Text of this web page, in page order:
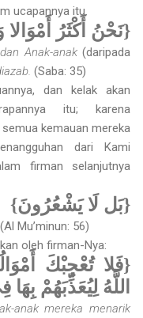
ucapannya itu.
{نَحْنُ أَكْثَرُ
Anak-anak (daripada
(Saba: 35)
dan kelak akan
itu; karena
kemauan mereka
dari Kami
firman selanjutnya
{بَل لَا يَشْعُرُونَ}
(Al Mu’minun: 56)
oleh firman-Nya:
{فَلا تُعْجِبْكَ
اللَّهُ لِيُعَذِّبَهُمْ بِهَا
anak mereka menarik